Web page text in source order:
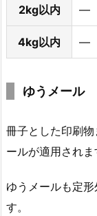
2kg以内 ―
4kg以内 ―
ゆうメール
冊子とした印刷
ールが適用されま
ゆうメールも定
す。